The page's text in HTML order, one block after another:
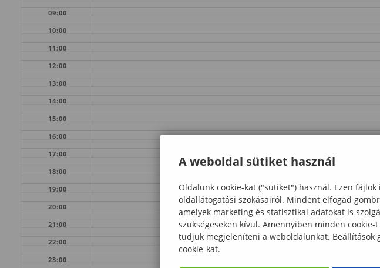
09:00
10:00
11:00
12:00
13:00
14:00
15:00
16:00
17:00
18:00
19:00
20:00
21:00
22:00
23:00
A weboldal sütiket használ
Oldalunk cookie-kat ("sütiket") használ. Ezen
oldallátogatási szokásairól. Mindent elfogad
amelyek marketing és statisztikai adatokat is
szükségeseken kívül. Amennyiben minden
tudjuk megjeleníteni a weboldalunkat.
cookie-kat.